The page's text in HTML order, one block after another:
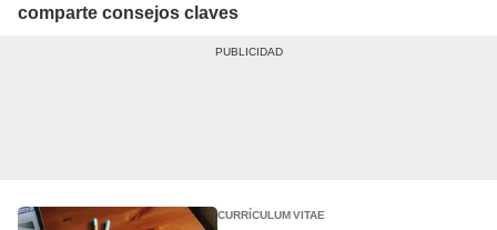
comparte consejos claves
CURRÍCULUM VITAE